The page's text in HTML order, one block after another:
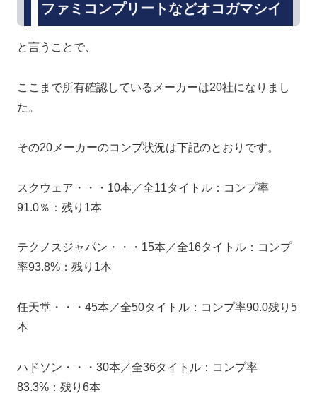
ファミコンプリートなどオコガマシイ
と言うことで、
ここまで所有確認しているメーカーは20社になりまし
た。
その20メーカーのコンプ状況は下記のとおりです。
スクウェア・・・10本／全11タイトル：コンプ率
91.0％：残り1本
テクノスジャパン・・・15本／全16タイトル：コンプ
率93.8%：残り1本
任天堂・・・45本／全50タイトル：コンプ率90.0残り5
本
ハドソン・・・30本／全36タイトル：コンプ率
83.3%：残り6本